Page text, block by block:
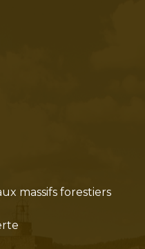
massifs forestiers